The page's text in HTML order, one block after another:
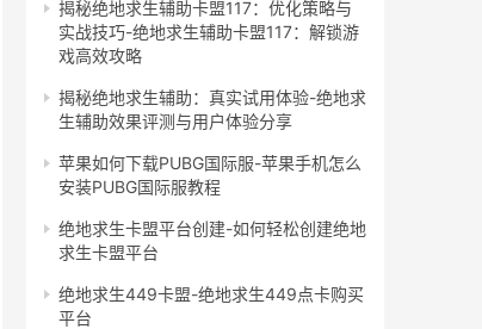
揭秘绝地求生辅助卡盟117：优化策略与
实战技巧-绝地求生辅助卡盟117：解锁游
戏高效攻略
揭秘绝地求生辅助：真实试用体验-绝地求
生辅助效果评测与用户体验分享
苹果如何下载PUBG国际服-苹果手机怎么
安装PUBG国际服教程
绝地求生卡盟平台创建-如何轻松创建绝地
求生卡盟平台
绝地求生449卡盟-绝地求生449点卡购买
平台